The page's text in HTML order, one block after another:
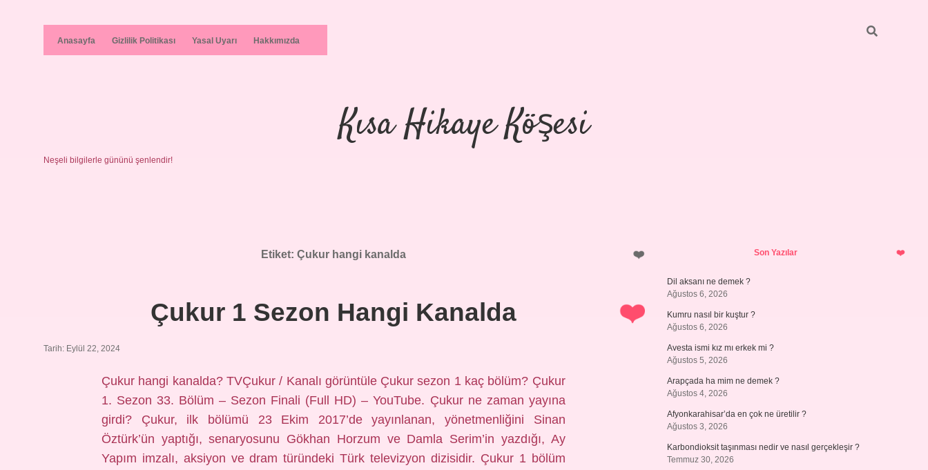
Anasayfa Gizlilik Politikası Yasal Uyarı Hakkımızda
Kısa Hikaye Köşesi
Neşeli bilgilerle gününü şenlendir!
Etiket: Çukur hangi kanalda
Çukur 1 Sezon Hangi Kanalda
Tarih: Eylül 22, 2024
Çukur hangi kanalda? TVÇukur / Kanalı görüntüle Çukur sezon 1 kaç bölüm? Çukur
1. Sezon 33. Bölüm – Sezon Finali (Full HD) – YouTube. Çukur ne zaman yayına
girdi? Çukur, ilk bölümü 23 Ekim 2017’de yayınlanan, yönetmenliğini Sinan
Öztürk’ün yaptığı, senaryosunu Gökhan Horzum ve Damla Serim’in yazdığı, Ay
Yapım imzalı, aksiyon ve dram türündeki Türk televizyon dizisidir. Çukur 1 bölüm
SidebarSon Yazılar
Dil aksanı ne demek ?
Ağustos 6, 2026
Kumru nasıl bir kuştur ?
Ağustos 6, 2026
Avesta ismi kız mı erkek mi ?
Ağustos 5, 2026
Arapçada ha mim ne demek ?
Ağustos 4, 2026
Afyonkarahisar’da en çok ne üretilir ?
Ağustos 3, 2026
Karbondioksit taşınması nedir ve nasıl gerçekleşir ?
Temmuz 30, 2026